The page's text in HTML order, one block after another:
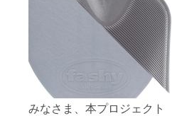
う？？と少し考えてしまい
まして、電気ケトルで沸騰
したお湯をどのくらい放っ
ておくと60度になるのか実
験をしてみました！以下、
ご報告します。【環境と条
さい♪プロジェクトはまだ続
きます。残り11日間でさら
にご支援を増やしていきた
いと願っております。皆
様、引き続き身の回りのお
友達ご家族へ、本プロジェ
みなさま、本プロジェクト